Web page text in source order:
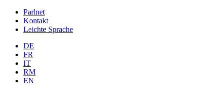
Parlnet
Kontakt
Leichte Sprache
DE
FR
IT
RM
EN